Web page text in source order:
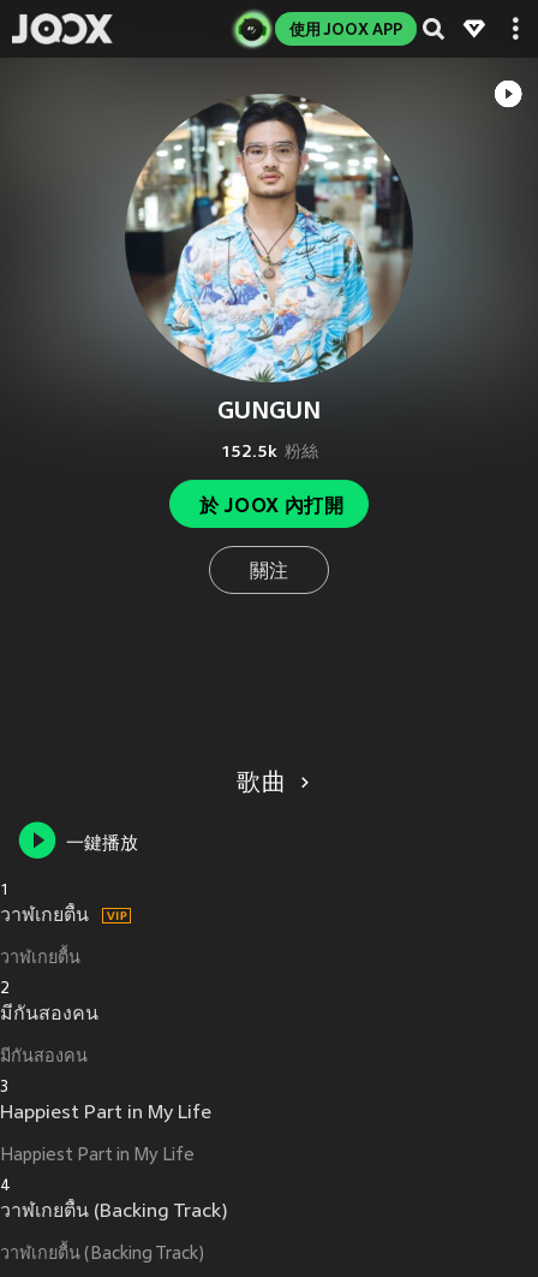
使用 JOOX APP
GUNGUN
152.5k 粉絲
於 JOOX 內打開
關注
歌曲
一鍵播放
1
วาฬเกยตื้น
วาฬเกยตื้น
2
มีกันสองคน
มีกันสองคน
3
Happiest Part in My Life
Happiest Part in My Life
4
วาฬเกยตื้น (Backing Track)
วาฬเกยตื้น (Backing Track)